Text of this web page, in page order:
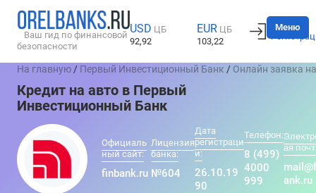
Ваш гид по финансовой
безопасности
USD ЦБ
92,92
EUR ЦБ
103,22
Вход
Меню
На главную / Первый Инвестиционный Банк / Онлайн заявка
Кредит на авто в Первый
Инвестиционный Банк
Официаль
ный сайт:
finbank.ru
Лицензия
банка:
№604
Дата
регистраци
и:
26.10.19
90
Телефон:
8 (499)
4000
999
ая
ank.ru